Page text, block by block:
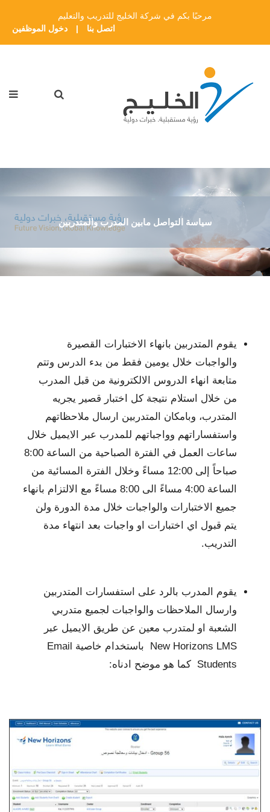
مرحبًا بكم في شركة الخليج للتدريب والتعليم
اتصل بنا
| دخول الموظفين
سياسة التواصل مابين المدرب والمتدربين
يقوم المتدربين بانهاء الاختبارات القصيرة
والواجبات خلال يومين فقط من بدء الدرس وتتم
متابعة انهاء الدروس الالكترونية من قبل المدرب
من خلال استلام نتيجة كل اختبار قصير يجريه
المتدرب، وبامكان المتدربين ارسال ملاحظاتهم
واستفساراتهم وواجباتهم للمدرب عبر الايميل خلال
ساعات العمل في الفترة الصباحية من الساعة 8:00
صباحاً إلى 12:00 مساءً وخلال الفترة المسائية من
الساعة 4:00 مساءً الى 8:00 مساءً مع الالتزام بانهاء
جميع الاختبارات والواجبات خلال مدة الدورة ولن
يتم قبول اي اختبارات او واجبات بعد انتهاء مدة
التدريب.
يقوم المدرب بالرد على استفسارات المتدربين
وارسال الملاحظات والواجبات لجميع متدربي
الشعبة او لمتدرب معين عن طريق الايميل عبر
New Horizons LMS باستخدام خاصية Email
Students كما هو موضح ادناه: